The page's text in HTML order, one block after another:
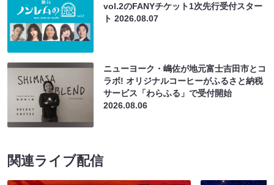
vol.2のFANYチケット1次先行受付スター
ト2026.08.07
ニューヨーク・嶋佐が地元富士吉田市とコ
ラボ! オリジナルコーヒーがふるさと納税
サービス「わらふる」で受付開始
2026.08.06
関連ライブ配信